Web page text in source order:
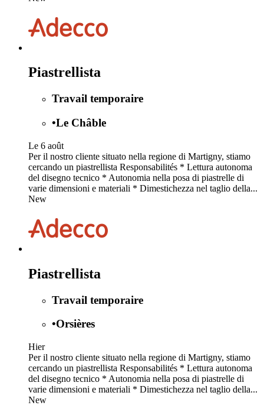
Piastrellista
Travail temporaire
•Le Châble
Le 6 août
Per il nostro cliente situato nella regione di Martigny, stiamo
cercando un piastrellista Responsabilités * Lettura autonoma
del disegno tecnico * Autonomia nella posa di piastrelle di
varie dimensioni e materiali * Dimestichezza nel taglio della...
New
Piastrellista
Travail temporaire
•Orsières
Hier
Per il nostro cliente situato nella regione di Martigny, stiamo
cercando un piastrellista Responsabilités * Lettura autonoma
del disegno tecnico * Autonomia nella posa di piastrelle di
varie dimensioni e materiali * Dimestichezza nel taglio della...
New